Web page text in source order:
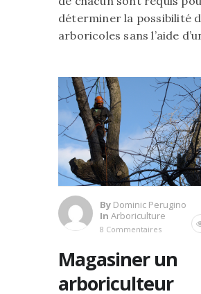
déterminer la possibilité
arboricoles sans l’aide
By Dominic Perugino
In Arboriculture
8 Commentaires
Magasiner un
arboriculteur